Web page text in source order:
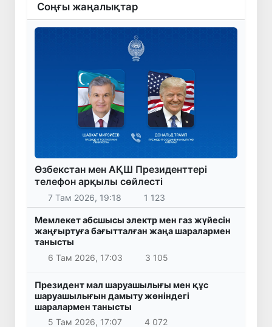
Соңғы жаңалықтар
Өзбекстан мен АҚШ Президенттері
телефон арқылы сөйлесті
7 Там 2026, 19:18 1 123
Мемлекет абсшысы электр мен газ жүйесін
жаңғыртуға бағытталған жаңа шаралармен
танысты
6 Там 2026, 17:03
3 105
Президент мал шаруашылығы мен құс
шаруашылығын дамыту жөніндегі
шаралармен танысты
5 Там 2026, 17:07
4 072